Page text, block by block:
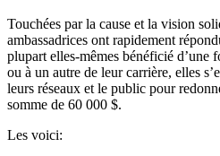
Touchées par la cause et la vision
ambassadrices ont rapidement
plupart elles-mêmes bénéficié d’une
ou à un autre de leur carrière, elles
leurs réseaux et le public pour
somme de 60 000 $.
Les voici: